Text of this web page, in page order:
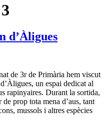
d’Àligues
de 3r de Primària hem viscut
un espai dedicat al
rapinyaires. Durant la sortida,
prop tota mena d’aus, tant
mussols i altres espècies